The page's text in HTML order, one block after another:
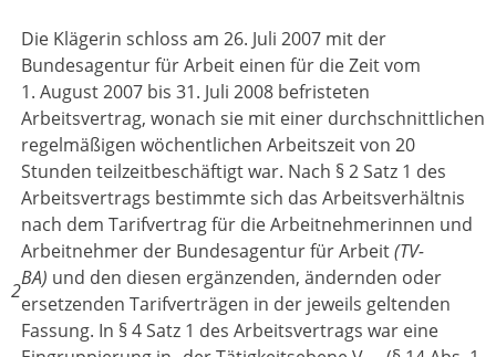
2
Die Klägerin schloss am 26. Juli 2007 mit der
Bundesagentur für Arbeit einen für die Zeit vom
1. August 2007 bis 31. Juli 2008 befristeten
Arbeitsvertrag, wonach sie mit einer durchschnittlichen
regelmäßigen wöchentlichen Arbeitszeit von 20
Stunden teilzeitbeschäftigt war. Nach § 2 Satz 1 des
Arbeitsvertrags bestimmte sich das Arbeitsverhältnis
nach dem Tarifvertrag für die Arbeitnehmerinnen und
Arbeitnehmer der Bundesagentur für Arbeit(TV-
BA) und den diesen ergänzenden, ändernden oder
ersetzenden Tarifverträgen in der jeweils geltenden
Fassung. In § 4 Satz 1 des Arbeitsvertrags war eine